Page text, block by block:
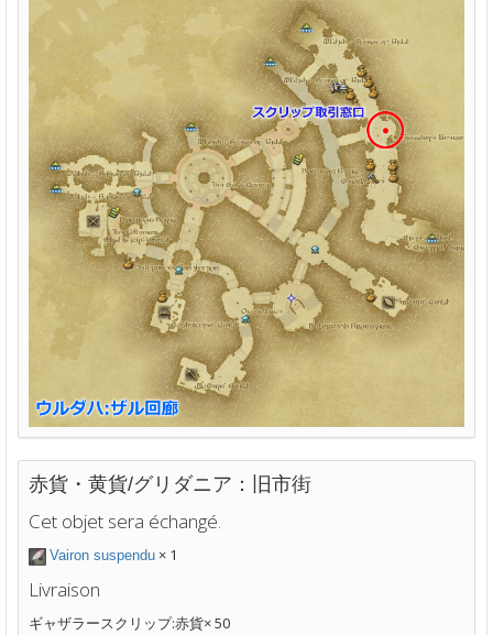
赤貨・黄貨/グリダニア：旧市街
Cet objet sera échangé.
Vairon suspendu × 1
Livraison
ギャザラースクリップ:赤貨× 50